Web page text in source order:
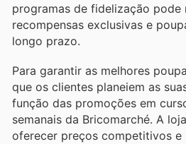
programas de fidelização pode
recompensas exclusivas e
longo prazo.
Para garantir as melhores
que os clientes planeiem as
função das promoções em
semanais da Bricomarché. A
oferecer preços competitivos e